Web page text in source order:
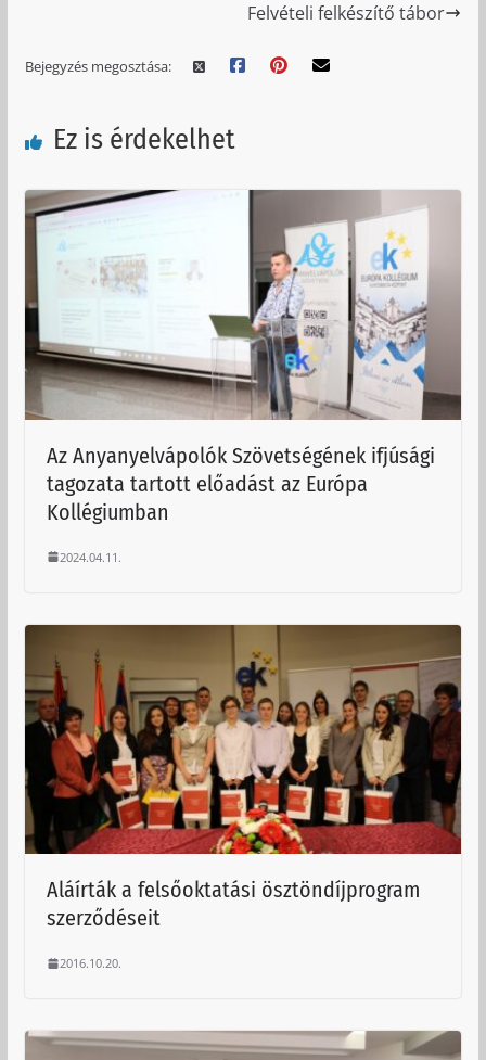
Felvételi felkészítő tábor
Bejegyzés megosztása:
Ez is érdekelhet
Az Anyanyelvápolók Szövetségének ifjúsági
tagozata tartott előadást az Európa
Kollégiumban
2024.04.11.
Aláírták a felsőoktatási ösztöndíjprogram
szerződéseit
2016.10.20.